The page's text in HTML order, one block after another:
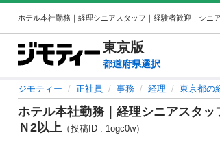
東京版
都道府県選択
ジモティー 正社員 事務 経理 東京都の
ホテル本社勤務｜経理シニアスタ
Ｎ2以上 （投稿ID : 1ogc0w）